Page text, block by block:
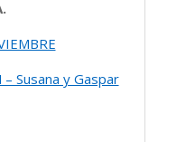
– Susana y Gaspar